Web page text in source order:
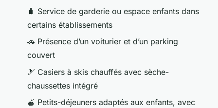
🧳 Service de garderie ou espace enfants dans
certains établissements
🚗 Présence d’un voiturier et d’un parking
couvert
🎿 Casiers à skis chauffés avec sèche-
chaussettes intégré
🍎 Petits-déjeuners adaptés aux enfants, avec